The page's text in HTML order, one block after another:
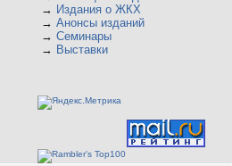
→ Издания о ЖКХ
→ Анонсы изданий
→ Семинары
→ Выставки